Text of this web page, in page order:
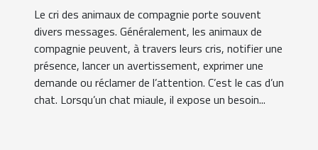
Le cri des animaux de compagnie porte souvent
divers messages. Généralement, les animaux de
compagnie peuvent, à travers leurs cris, notifier une
présence, lancer un avertissement, exprimer une
demande ou réclamer de l’attention. C’est le cas d’un
chat. Lorsqu’un chat miaule, il expose un besoin...